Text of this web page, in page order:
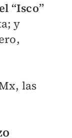
“Isco”
y
las